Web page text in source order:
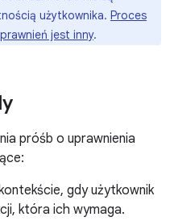
użytkownika. Proces
jest inny.
próśb o uprawnienia
gdy użytkownik
która ich wymaga.